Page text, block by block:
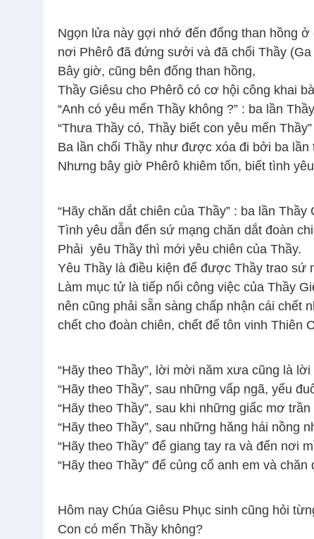
Ngọn lửa này gợi nhớ đến đống than hồng
nơi Phêrô đã đứng sưởi và đã chối Thầy (Ga
Bây giờ, cũng bên đống than hồng,
Thầy Giêsu cho Phêrô có cơ hội công khai
“Anh có yêu mến Thầy không ?” : ba lần
“Thưa Thầy có, Thầy biết con yêu mến
Ba lần chối Thầy như được xóa đi bởi ba lần
Nhưng bây giờ Phêrô khiêm tốn, biết tình
“Hãy chăn dắt chiên của Thầy” : ba lần
Tình yêu dẫn đến sứ mạng chăn dắt đoàn
Phải yêu Thầy thì mới yêu chiên của Thầy.
Yêu Thầy là điều kiện để được Thầy trao sứ
Làm mục tử là tiếp nối công việc của Thầy
nên cũng phải sẵn sàng chấp nhận cái chết
chết cho đoàn chiên, chết để tôn vinh Thiên
“Hãy theo Thầy”, lời mời năm xưa cũng là
“Hãy theo Thầy”, sau những vấp ngã, yếu
“Hãy theo Thầy”, sau khi những giấc mơ
“Hãy theo Thầy”, sau những hăng hái nồng
“Hãy theo Thầy” để giang tay ra và đến nơi
“Hãy theo Thầy” để củng cố anh em và
Hôm nay Chúa Giêsu Phục sinh cũng hỏi
Con có mến Thầy không?